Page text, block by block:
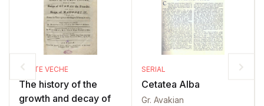
CARTE VECHE
The history of the
growth and decay of
SERIAL
Cetatea Alba
Gr. Avakian